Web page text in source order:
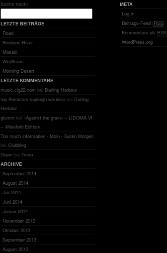
Suche nach:
LETZTE BEITRÄGE
Road
Brisbane River
Mosaic
Weißkaue
Morning Desert
LETZTE KOMMENTARE
music.cig22.com bei Darling Harbour
top Pornstars kayleigh wanless bei Darling
Harbour
glumm bei «Against the grain» – LIDOMA VI
– ‹Maisfeld Edition›
Too much information - Moin - Guten Morgen
bei Clubbing
Dejan bei Torso
ARCHIVE
September 2014
August 2014
Juli 2014
Juni 2014
Januar 2014
November 2013
Oktober 2013
September 2013
August 2013
META
Log in
Beitrags-Feed (RSS)
Kommentare als RSS
WordPress.org